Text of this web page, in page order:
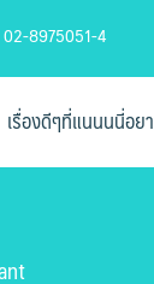
02-8975051-4
เรื่องดีๆที่แนนนนี่อย